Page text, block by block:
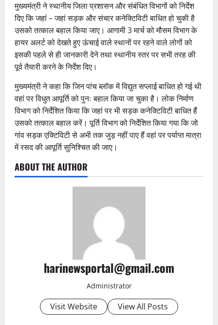
मुख्यमंत्री ने स्थानीय जिला प्रशासन और संबंधित विभागों को निर्देश
दिए कि जहां – जहां सड़क और संचार कनेक्टिविटी बाधित हो चुकी है
उसको तत्काल बहाल किया जाए। आगामी 3 मार्च को मौसम विभाग के
हायर अलर्ट को देखते हुए ऊंचाई वाले स्थानों पर रहने वाले लोगों को
इसकी पहले से ही जानकारी देने तथा स्थानीय स्तर पर सभी तरह की
पूर्व तैयारी करने के निर्देश दिए।
मुख्यमंत्री ने कहा कि जिन पांच ब्लॉक में विद्युत सप्लाई बाधित हो गई थी
वहां पर विधुत आपूर्ति को पुनः बहाल किया जा चुका है। लोक निर्माण
विभाग को निर्देशित किया कि जहां पर भी सड़क कनेक्टिविटी बाधित हैं
उसको तत्काल बहाल करें। पूर्ति विभाग को निर्देशित किया गया कि जो
गांव सड़क एक्टिविटी से अभी तक जुड़ नहीं पाए हैं वहां पर पर्याप्त मात्रा
में रसद की आपूर्ति सुनिश्चित की जाए।
ABOUT THE AUTHOR
harinewsportal@gmail.com
Administrator
Visit Website View All Posts